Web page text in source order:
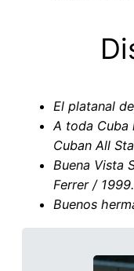
El platanal
A toda Cuba
Cuban All
Buena Vista
Ferrer / 1999.
Buenos